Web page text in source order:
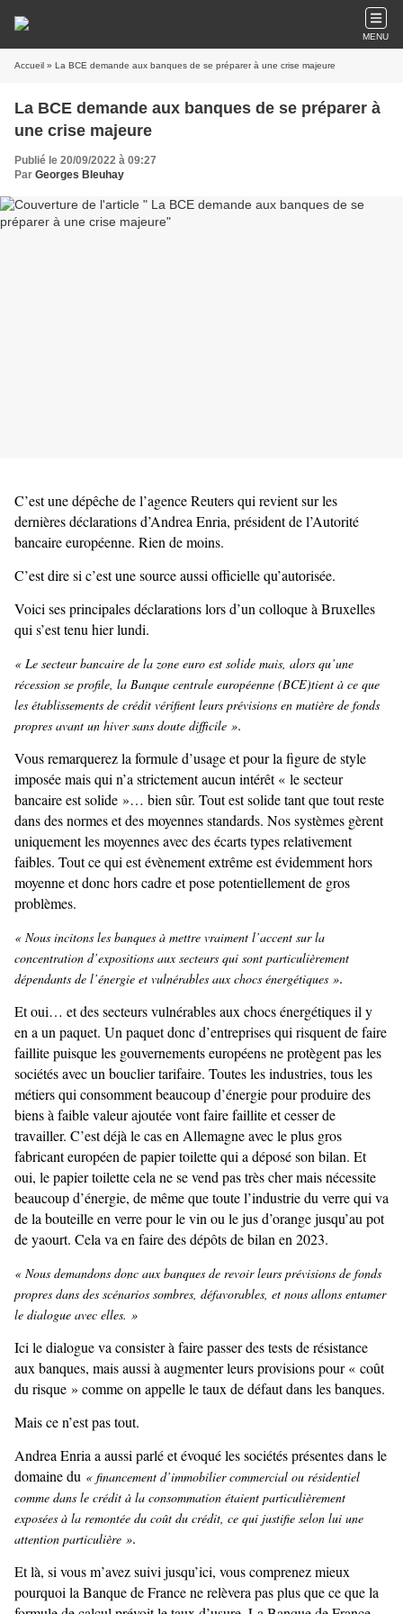
MENU
Accueil » La BCE demande aux banques de se préparer à une crise majeure
La BCE demande aux banques de se préparer à
une crise majeure
Publié le 20/09/2022 à 09:27
Par Georges Bleuhay
C’est une dépêche de l’agence Reuters qui revient sur les
dernières déclarations d’Andrea Enria, président de l’Autorité
bancaire européenne. Rien de moins.
C’est dire si c’est une source aussi officielle qu’autorisée.
Voici ses principales déclarations lors d’un colloque à Bruxelles
qui s’est tenu hier lundi.
« Le secteur bancaire de la zone euro est solide mais, alors qu’une
récession se profile, la Banque centrale européenne (BCE)tient à ce que
les établissements de crédit vérifient leurs prévisions en matière de fonds
propres avant un hiver sans doute difficile ».
Vous remarquerez la formule d’usage et pour la figure de style
imposée mais qui n’a strictement aucun intérêt « le secteur
bancaire est solide »… bien sûr. Tout est solide tant que tout reste
dans des normes et des moyennes standards. Nos systèmes gèrent
uniquement les moyennes avec des écarts types relativement
faibles. Tout ce qui est évènement extrême est évidemment hors
moyenne et donc hors cadre et pose potentiellement de gros
problèmes.
« Nous incitons les banques à mettre vraiment l’accent sur la
concentration d’expositions aux secteurs qui sont particulièrement
dépendants de l’énergie et vulnérables aux chocs énergétiques ».
Et oui… et des secteurs vulnérables aux chocs énergétiques il y
en a un paquet. Un paquet donc d’entreprises qui risquent de faire
faillite puisque les gouvernements européens ne protègent pas les
sociétés avec un bouclier tarifaire. Toutes les industries, tous les
métiers qui consomment beaucoup d’énergie pour produire des
biens à faible valeur ajoutée vont faire faillite et cesser de
travailler. C’est déjà le cas en Allemagne avec le plus gros
fabricant européen de papier toilette qui a déposé son bilan. Et
oui, le papier toilette cela ne se vend pas très cher mais nécessite
beaucoup d’énergie, de même que toute l’industrie du verre qui va
de la bouteille en verre pour le vin ou le jus d’orange jusqu’au pot
de yaourt. Cela va en faire des dépôts de bilan en 2023.
« Nous demandons donc aux banques de revoir leurs prévisions de fonds
propres dans des scénarios sombres, défavorables, et nous allons entamer
le dialogue avec elles. »
Ici le dialogue va consister à faire passer des tests de résistance
aux banques, mais aussi à augmenter leurs provisions pour « coût
du risque » comme on appelle le taux de défaut dans les banques.
Mais ce n’est pas tout.
Andrea Enria a aussi parlé et évoqué les sociétés présentes dans le
domaine du « financement d’immobilier commercial ou résidentiel
comme dans le crédit à la consommation étaient particulièrement
exposées à la remontée du coût du crédit, ce qui justifie selon lui une
attention particulière ».
Et là, si vous m’avez suivi jusqu’ici, vous comprenez mieux
pourquoi la Banque de France ne relèvera pas plus que ce que la